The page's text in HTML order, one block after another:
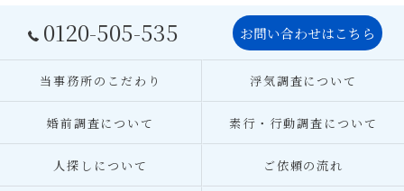
0120-505-535 お問い合わせはこちら
当事務所のこだわり 浮気調査について
婚前調査について 素行・行動調査について
人探しについて ご依頼の流れ